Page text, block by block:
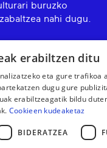
buruzko
nahi dugu.
erabiltzen ditu
eta gure trafikoa
dugu gure
erabiltzeagatik bildu
Cookieen kudeaketaz
BIDERATZEA